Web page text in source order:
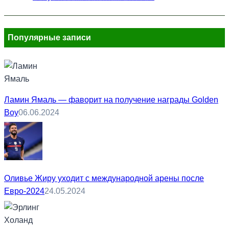
Популярные записи
Ламин Ямаль — фаворит на получение награды Golden
Boy06.06.2024
Оливье Жиру уходит с международной арены после
Евро-202424.05.2024